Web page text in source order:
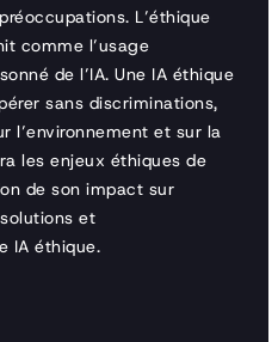
L’éthique
comme l’usage
de l’IA. Une IA éthique
sans discriminations,
l’environnement et sur la
les enjeux éthiques de
de son impact sur
et
IA éthique.